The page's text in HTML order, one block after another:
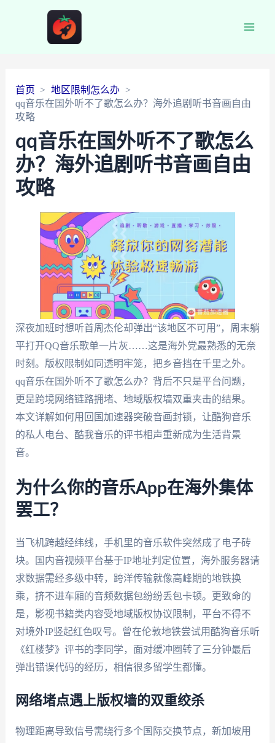
首页
地区限制怎么办
qq音乐在国外听不了歌怎么办？海外追剧听书音画自由
攻略
qq音乐在国外听不了歌怎么
办？海外追剧听书音画自由
攻略
深夜加班时想听首周杰伦却弹出“该地区不可用”，周末躺
平打开QQ音乐歌单一片灰……这是海外党最熟悉的无奈
时刻。版权限制如同透明牢笼，把乡音挡在千里之外。
qq音乐在国外听不了歌怎么办？背后不只是平台问题，
更是跨境网络链路拥堵、地域版权墙双重夹击的结果。
本文详解如何用回国加速器突破音画封锁，让酷狗音乐
的私人电台、酷我音乐的评书相声重新成为生活背景
音。
为什么你的音乐App在海外集体
罢工？
当飞机跨越经纬线，手机里的音乐软件突然成了电子砖
块。国内音视频平台基于IP地址判定位置，海外服务器请
求数据需经多级中转，跨洋传输就像高峰期的地铁换
乘，挤不进车厢的音频数据包纷纷丢包卡顿。更致命的
是，影视书籍类内容受地域版权协议限制，平台不得不
对境外IP竖起红色叹号。曾在伦敦地铁尝试用酷狗音乐听
《红楼梦》评书的李同学，面对缓冲圈转了三分钟最后
弹出错误代码的经历，相信很多留学生都懂。
网络堵点遇上版权墙的双重绞杀
物理距离导致信号需绕行多个国际交换节点，新加坡用